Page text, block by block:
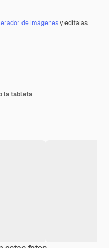
de imágenesy edítalas
la tableta